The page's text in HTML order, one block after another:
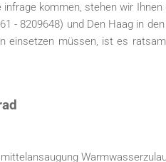
kommen, stehen wir
- 8209648) und Den Haag in
einsetzen müssen, ist es